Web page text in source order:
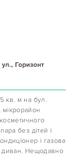
Горизонт
кв. м на бул.
мікрорайон
без дітей і
і газова
диван. Нещодавно